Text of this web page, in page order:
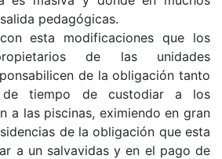
pedagógicas.
esta modificaciones que los
de las unidades
de la obligación tanto
de tiempo de custodiar a los
a las piscinas, eximiendo en gran
de la obligación que esta
a un salvavidas y en el pago de